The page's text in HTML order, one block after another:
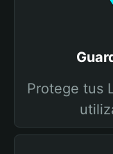
Protege tus